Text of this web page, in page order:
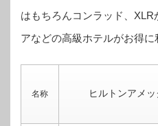
はもちろんコンラッド、XLR
アなどの高級ホテルがお得に
名称 ヒルトンアメッ